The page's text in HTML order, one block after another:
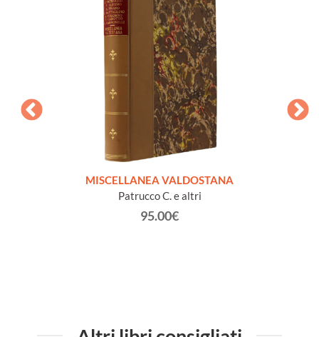
MISCELLANEA VALDOSTANA
Patrucco C. e altri
95.00€